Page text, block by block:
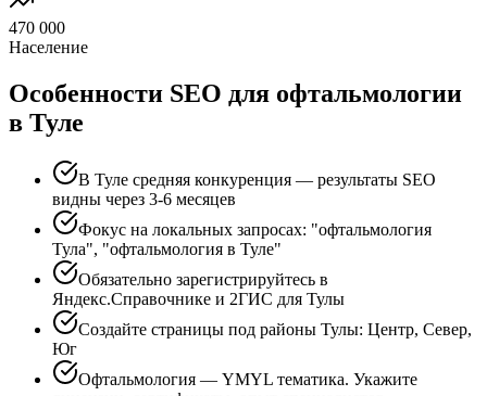
470 000
Население
Особенности SEO для офтальмологии
в Туле
В Туле средняя конкуренция — результаты SEO
видны через 3-6 месяцев
Фокус на локальных запросах: "офтальмология
Тула", "офтальмология в Туле"
Обязательно зарегистрируйтесь в
Яндекс.Справочнике и 2ГИС для Тулы
Создайте страницы под районы Тулы: Центр, Север,
Юг
Офтальмология — YMYL тематика. Укажите